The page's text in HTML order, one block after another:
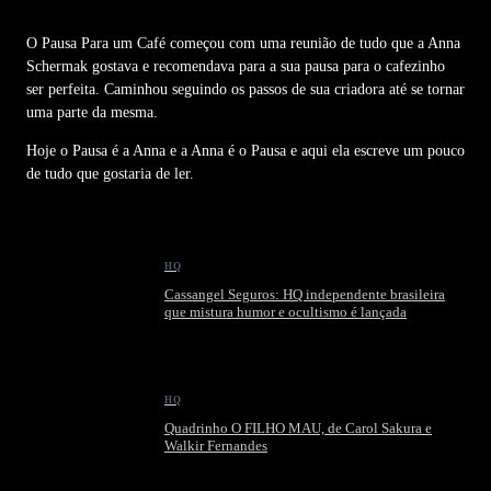
O Pausa Para um Café começou com uma reunião de tudo que a Anna
Schermak gostava e recomendava para a sua pausa para o cafezinho
ser perfeita. Caminhou seguindo os passos de sua criadora até se tornar
uma parte da mesma.
Hoje o Pausa é a Anna e a Anna é o Pausa e aqui ela escreve um pouco
de tudo que gostaria de ler.
HQ
Cassangel Seguros: HQ independente brasileira
que mistura humor e ocultismo é lançada
HQ
Quadrinho O FILHO MAU, de Carol Sakura e
Walkir Fernandes